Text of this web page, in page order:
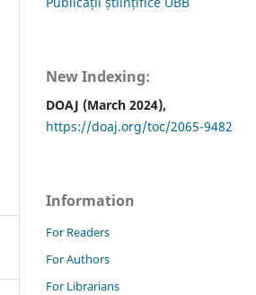
New Indexing:
DOAJ (March 2024),
https://doaj.org/toc/2065-9482
Information
For Readers
For Authors
For Librarians